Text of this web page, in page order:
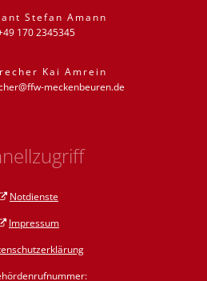
Stefan Amann
170 2345345
Kai Amrein
meckenbeuren.de
Notdienste
Impressum